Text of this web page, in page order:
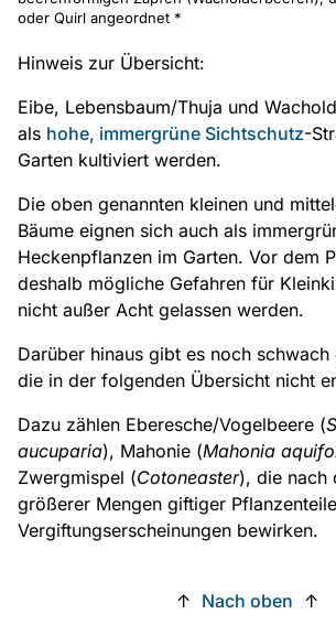
oder Quirl angeordnet *
Hinweis zur Übersicht:
Eibe, Lebensbaum/Thuja und
als hohe, immergrüne Sichtschutz-
Garten kultiviert werden.
Die oben genannten kleinen und
Bäume eignen sich auch als
Heckenpflanzen im Garten. Vor dem
deshalb mögliche Gefahren für
nicht außer Acht gelassen werden.
Darüber hinaus gibt es noch schwach
die in der folgenden Übersicht nicht
Dazu zählen Eberesche/Vogelbeere (
aucuparia), Mahonie (Mahonia
Zwergmispel (Cotoneaster), die nach
größerer Mengen giftiger Pflanzenteile
Vergiftungserscheinungen bewirken.
↑ Nach oben ↑